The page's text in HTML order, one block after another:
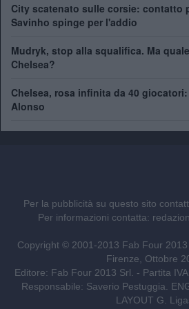
City scatenato sulle corsie: contatto
Savinho spinge per l'addio
Mudryk, stop alla squalifica. Ma
Chelsea?
Chelsea, rosa infinita da 40
Alonso
Per la pubblicità su questo sito
Per informazioni contatta:
Copyright © 2001-2013 Fab Four
Firenze, Ottobre
Editore: Fab Four 2013 Srl. - Partita
Responsabile: Saverio Pestuggia.
LAYOUT G.